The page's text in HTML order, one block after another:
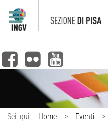
Sei qui: Home > Eventi >